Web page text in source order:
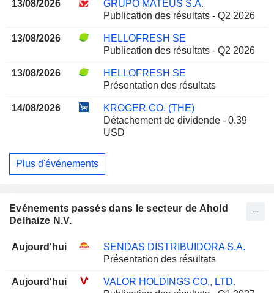
13/08/2026
GRUPO MATEUS S.A.
Publication des résultats - Q2 2026
13/08/2026
HELLOFRESH SE
Publication des résultats - Q2 2026
13/08/2026
HELLOFRESH SE
Présentation des résultats
14/08/2026
KROGER CO. (THE)
Détachement de dividende - 0.39
USD
Plus d'événements
Evénements passés dans le secteur de Ahold
Delhaize N.V.
Aujourd'hui
SENDAS DISTRIBUIDORA S.A.
Présentation des résultats
Aujourd'hui
VALOR HOLDINGS CO., LTD.